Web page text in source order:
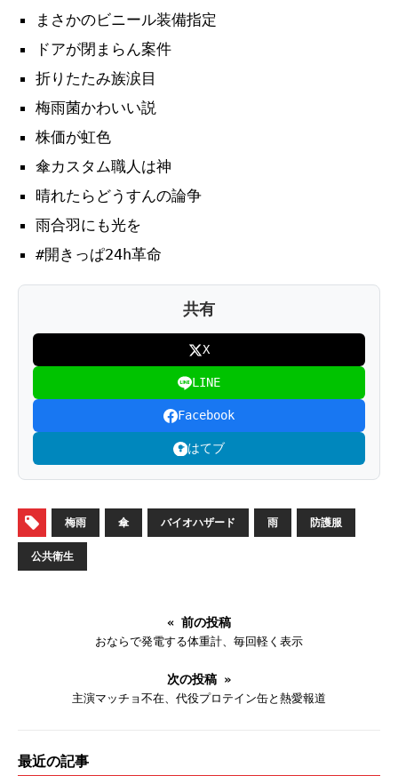
まさかのビニール装備指定
ドアが閉まらん案件
折りたたみ族涙目
梅雨菌かわいい説
株価が虹色
傘カスタム職人は神
晴れたらどうすんの論争
雨合羽にも光を
#開きっぱ24h革命
共有
X
LINE
Facebook
はてブ
梅雨 傘 バイオハザード 雨 防護服
公共衛生
« 前の投稿
おならで発電する体重計、毎回軽く表示
次の投稿 »
主演マッチョ不在、代役プロテイン缶と熱愛報道
最近の記事